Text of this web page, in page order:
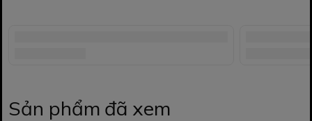
Sản phẩm đã xem